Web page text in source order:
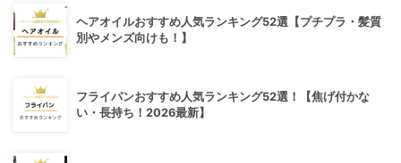
ヘアオイルおすすめ人気ランキング52選【プチプラ・髪質
別やメンズ向けも！】
フライパンおすすめ人気ランキング52選！【焦げ付かな
い・長持ち！2026最新】